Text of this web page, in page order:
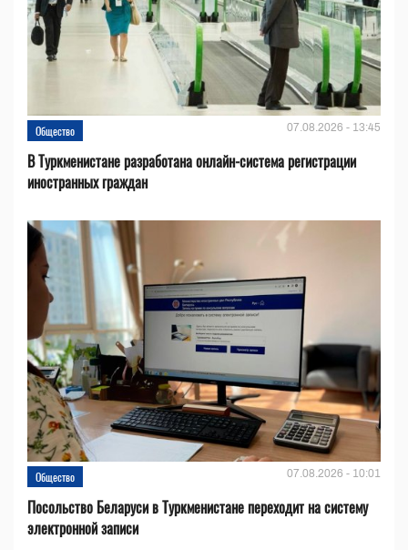
Общество 07.08.2026 - 13:45
В Туркменистане разработана онлайн-система регистрации
иностранных граждан
Общество 07.08.2026 - 10:01
Посольство Беларуси в Туркменистане переходит на систему
электронной записи